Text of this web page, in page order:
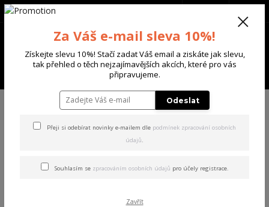
Menu
+420 702 136 620
TRIKA & TÍLKA
Yakuza pánské tričko As Long Regular
Regular T-Shirt
Za Váš e-mail sleva 10%!
Získejte slevu 10%! Stačí zadat Váš email a ziskáte jak slevu,
tak přehled o těch nejzajímavějších akcích, které pro vás
připravujeme.
Odeslat
Přeji si odebírat novinky e-mailem dle podmínek zpracování osobních
údajů.
Souhlasím se zpracováním osobních údajů pro účely registrace.
Zavřít